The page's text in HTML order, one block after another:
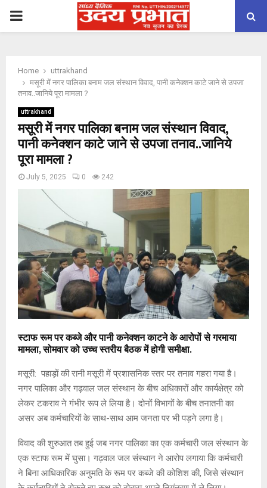
PRIMARY
Home
uttrakhand
मसूरी में नगर पालिका बनाम जल संस्थान विवाद, पानी कनेक्शन काटे जाने से उपजा
तनाव..जानिये पूरा मामला ?
uttrakhand
मसूरी में नगर पालिका बनाम जल संस्थान विवाद,
पानी कनेक्शन काटे जाने से उपजा तनाव..जानिये
पूरा मामला ?
July 5, 2025 0 242
स्टाफ रूम पर कब्जे और पानी कनेक्शन काटने के आरोपों से गरमाया
मामला, सोमवार को उच्च स्तरीय बैठक में होगी समीक्षा.
मसूरी: पहाड़ों की रानी मसूरी में प्रशासनिक स्तर पर तनाव गहरा गया है।
नगर पालिका और गढ़वाल जल संस्थान के बीच अधिकारों और कार्यक्षेत्र को
लेकर टकराव ने गंभीर रूप ले लिया है। दोनों विभागों के बीच तनातनी का
असर अब कर्मचारियों के साथ-साथ आम जनता पर भी पड़ने लगा है।
विवाद की शुरुआत तब हुई जब नगर पालिका का एक कर्मचारी जल संस्थान के
एक स्टाफ रूम में घुसा। गढ़वाल जल संस्थान ने आरोप लगाया कि कर्मचारी
ने बिना आधिकारिक अनुमति के रूम पर कब्जे की कोशिश की, जिसे संस्थान